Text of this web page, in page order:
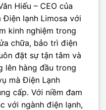
Hiếu – CEO của
Điện lạnh Limosa với
kinh nghiệm trong
chữa, bảo trì điện
đặt sự tận tâm và
lên hàng đầu trong
mà Điện Lạnh
cấp. Với niềm đam
với ngành điện lạnh,